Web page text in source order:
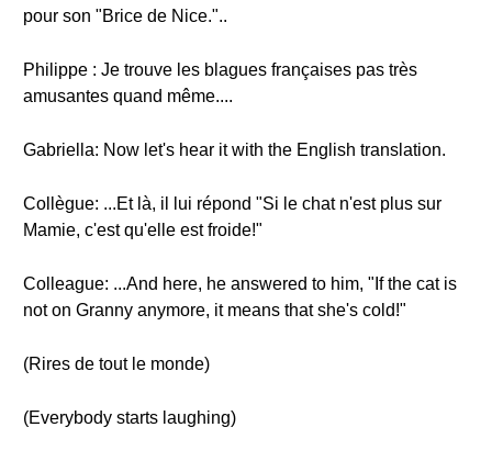
pour son "Brice de Nice."..
Philippe : Je trouve les blagues françaises pas très
amusantes quand même....
Gabriella: Now let's hear it with the English translation.
Collègue: ...Et là, il lui répond "Si le chat n'est plus sur
Mamie, c'est qu'elle est froide!"
Colleague: ...And here, he answered to him, "If the cat is
not on Granny anymore, it means that she's cold!"
(Rires de tout le monde)
(Everybody starts laughing)